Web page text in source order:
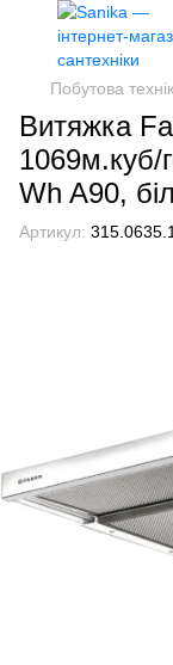
Побутова
Витяжка
1069м.куб/
Wh A90,
Артикул: